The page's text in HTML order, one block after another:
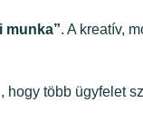
munka”. A kreatív,
több ügyfelet